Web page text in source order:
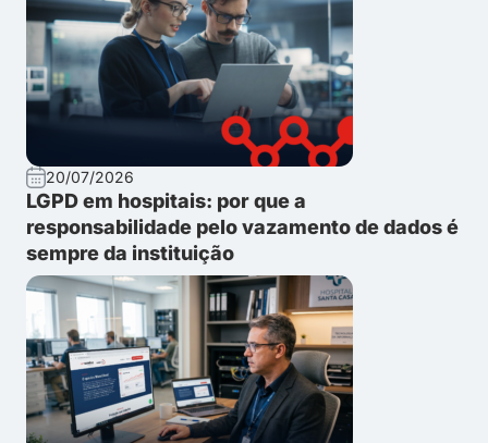
20/07/2026
LGPD em hospitais: por que a
responsabilidade pelo vazamento de dados é
sempre da instituição